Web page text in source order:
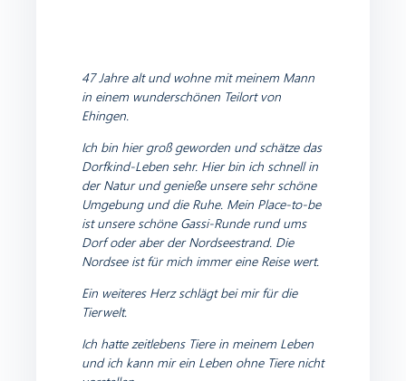
47 Jahre alt und wohne mit meinem Mann
in einem wunderschönen Teilort von
Ehingen.
Ich bin hier groß geworden und schätze das
Dorfkind-Leben sehr. Hier bin ich schnell in
der Natur und genieße unsere sehr schöne
Umgebung und die Ruhe. Mein Place-to-be
ist unsere schöne Gassi-Runde rund ums
Dorf oder aber der Nordseestrand. Die
Nordsee ist für mich immer eine Reise wert.
Ein weiteres Herz schlägt bei mir für die
Tierwelt.
Ich hatte zeitlebens Tiere in meinem Leben
und ich kann mir ein Leben ohne Tiere nicht